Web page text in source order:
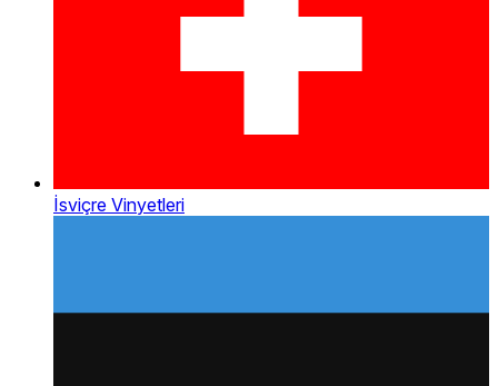
İsviçre Vinyetleri